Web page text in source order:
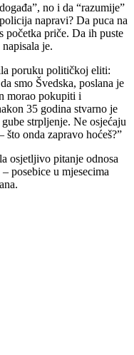
no i da “razumije”
napravi? Da puca na
početka priče. Da ih puste
je.
poruku političkoj eliti:
smo Švedska, poslana je
morao pokupiti i
35 godina stvarno je
strpljenje. Ne osjećaju
što onda zapravo hoćeš?”
osjetljivo pitanje odnosa
posebice u mjesecima